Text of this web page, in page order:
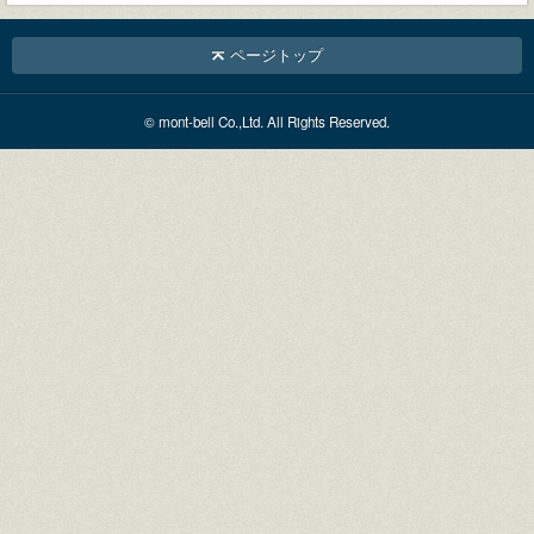
ページトップ
© mont-bell Co.,Ltd. All Rights Reserved.